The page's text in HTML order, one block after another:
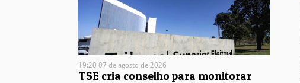
19:20 07 de agosto de 2026
TSE cria conselho para monitorar